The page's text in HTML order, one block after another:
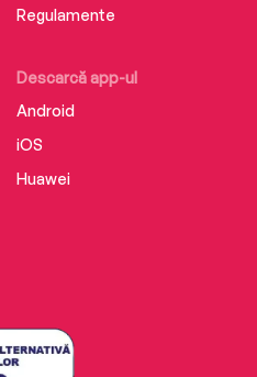
Descarcă app-ul
Android
iOS
Huawei
Regulamente